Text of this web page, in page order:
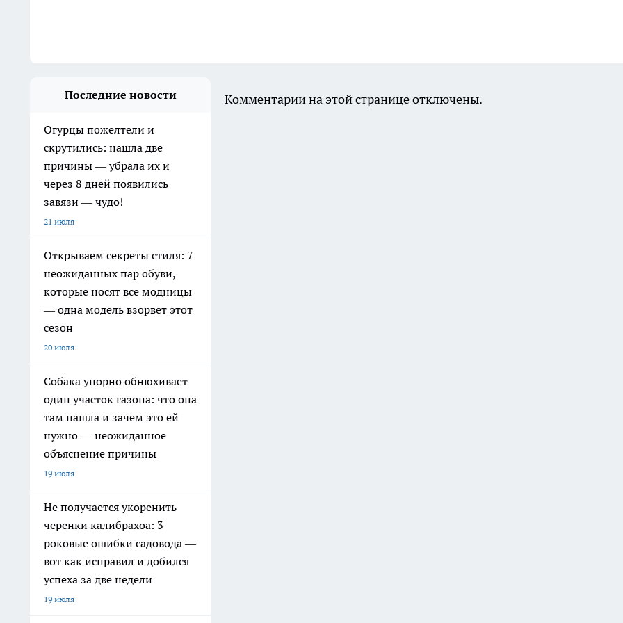
Последние новости
Огурцы пожелтели и
скрутились: нашла две
причины — убрала их и
через 8 дней появились
завязи — чудо!
21 июля
Открываем секреты стиля: 7
неожиданных пар обуви,
которые носят все модницы
— одна модель взорвет этот
сезон
20 июля
Собака упорно обнюхивает
один участок газона: что она
там нашла и зачем это ей
нужно — неожиданное
объяснение причины
19 июля
Не получается укоренить
черенки калибрахоа: 3
роковые ошибки садовода —
вот как исправил и добился
успеха за две недели
19 июля
Комментарии на этой странице отключены.